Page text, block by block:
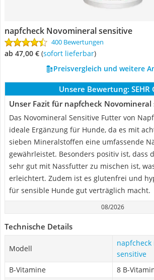
napfcheck Novomineral sensitive
400 Bewertungen
ab 47,00 € ( Sofort lieferbar)
Preisvergleich und weitere
Unsere Bewertung: SEHR
Unser Fazit für napfcheck Novomineral
Das Novomineral Sensitive Futter von
ideale Ergänzung für Hunde, da es mit
sieben Mineralstoffen eine umfassende
gewährleistet. Besonders positiv ist, dass
sehr gut mit Nassfutter zu mischen ist,
erleichtert. Zudem ist es glutenfrei und
für sensible Hunde gut verträglich macht.
08/2026
Technische Details
Modell
sensitive
B-Vitamine
8 B-